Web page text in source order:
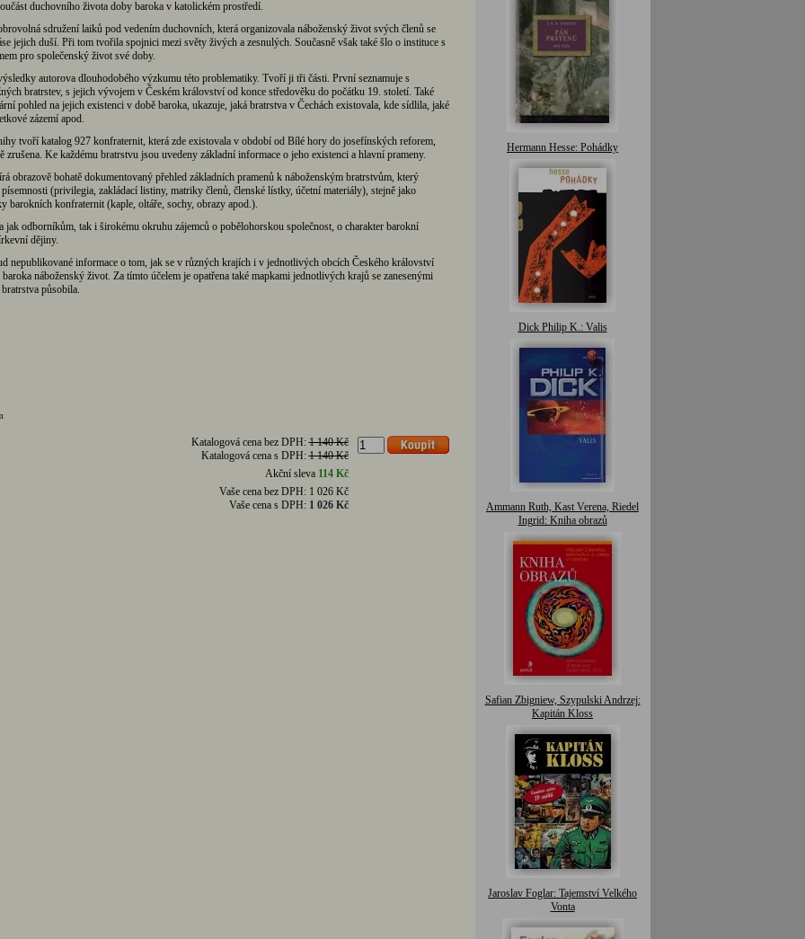
duchovního života doby baroka v katolickém prostředí.
sdružení laiků pod vedením duchovních, která organizovala náboženský život svých členů se
jejich duší. Při tom tvořila spojnici mezi světy živých a zesnulých. Současně však také šlo o instituce s
pro společenský život své doby.
autorova dlouhodobého výzkumu této problematiky. Tvoří ji tři části. První seznamuje s
bratrstev, s jejich vývojem v Českém království od konce středověku do počátku 19. století. Také
pohled na jejich existenci v době baroka, ukazuje, jaká bratrstva v Čechách existovala, kde sídlila, jaké
zázemí apod.
tvoří katalog 927 konfraternit, která zde existovala v období od Bílé hory do josefínských reforem,
zrušena. Ke každému bratrstvu jsou uvedeny základní informace o jeho existenci a hlavní prameny.
obrazově bohatě dokumentovaný přehled základních pramenů k náboženským bratrstvům, který
(privilegia, zakládací listiny, matriky členů, členské lístky, účetní materiály), stejně jako
barokních konfraternit (kaple, oltáře, sochy, obrazy apod.).
jak odborníkům, tak i širokému okruhu zájemců o pobělohorskou společnost, o charakter barokní
dějiny.
nepublikované informace o tom, jak se v různých krajích i v jednotlivých obcích Českého království
náboženský život. Za tímto účelem je opatřena také mapkami jednotlivých krajů se zanesenými
působila.
Katalogová cena bez DPH:1 140 Kč
Katalogová cena s DPH:1 140 Kč
Akční sleva 114 Kč
Vaše cena bez DPH: 1 026 Kč
Vaše cena s DPH: 1 026 Kč
Hermann Hesse: Pohádky
Dick Philip K.: Valis
Ammann Ruth, Kast Verena, Riedel
Ingrid: Kniha obrazů
Safian Zbigniew, Szypulski Andrzej:
Kapitán Kloss
Jaroslav Foglar: Tajemství Velkého
Vonta